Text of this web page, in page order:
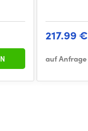
217.99 €
auf Anfrage